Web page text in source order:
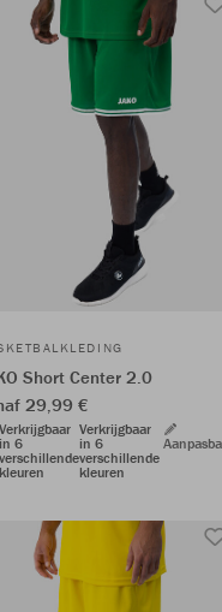
Short Center 2.0
29,99 €
Verkrijgbaar
in 6
verschillende
kleuren
Verkrijgbaar
in 6
verschillende
kleuren